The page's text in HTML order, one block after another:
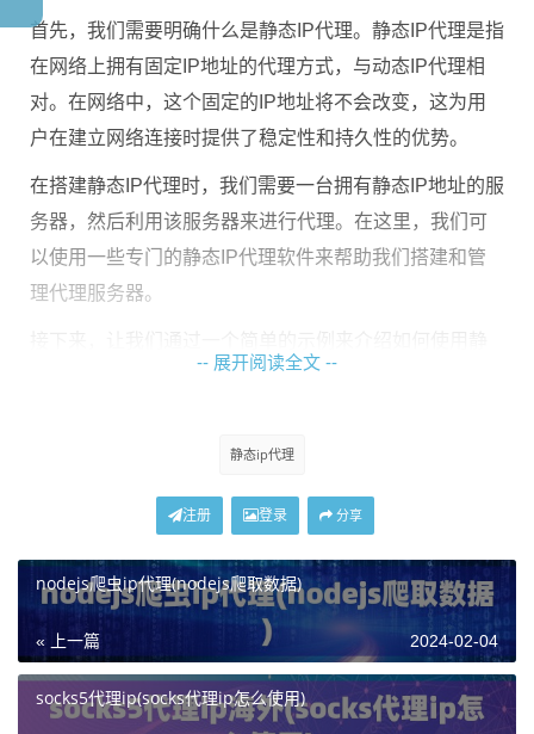
首先，我们需要明确什么是静态IP代理。静态IP代理是指
在网络上拥有固定IP地址的代理方式，与动态IP代理相
对。在网络中，这个固定的IP地址将不会改变，这为用
户在建立网络连接时提供了稳定性和持久性的优势。
在搭建静态IP代理时，我们需要一台拥有静态IP地址的服
务器，然后利用该服务器来进行代理。在这里，我们可
以使用一些专门的静态IP代理软件来帮助我们搭建和管
理代理服务器。
态IP代理软件来搭建静态代理IP。
r_static_ip:port', 'https': 'https://your_static_ip:port', }
response = requests.get(url, proxies=proxy) print(respon
se.text) ```
在这段示例代码中，我们使用了Python的requests库来
发送网络请求，并通过设置代理的方式来使用静态IP地
址进行访问。在`proxy`字典中，我们需要填入我们的静
-- 展开阅读全文 --
静态ip代理
注册 登录 分享
nodejs爬虫ip代理(nodejs爬取数据)
« 上一篇 2024-02-04
socks5代理ip(socks代理ip怎么使用)